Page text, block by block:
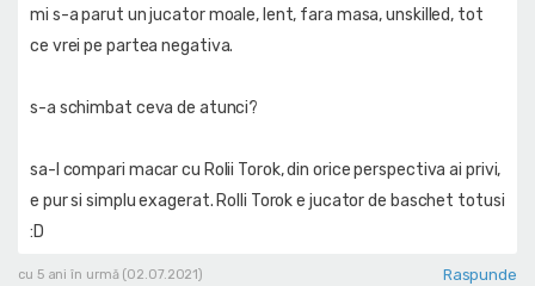
mi s-a parut un jucator moale, lent, fara masa, unskilled, tot
ce vrei pe partea negativa.
s-a schimbat ceva de atunci?
sa-l compari macar cu Rolii Torok, din orice perspectiva ai privi,
e pur si simplu exagerat. Rolli Torok e jucator de baschet totusi
:D
cu 5 ani în urmă (02.07.2021)
Raspunde